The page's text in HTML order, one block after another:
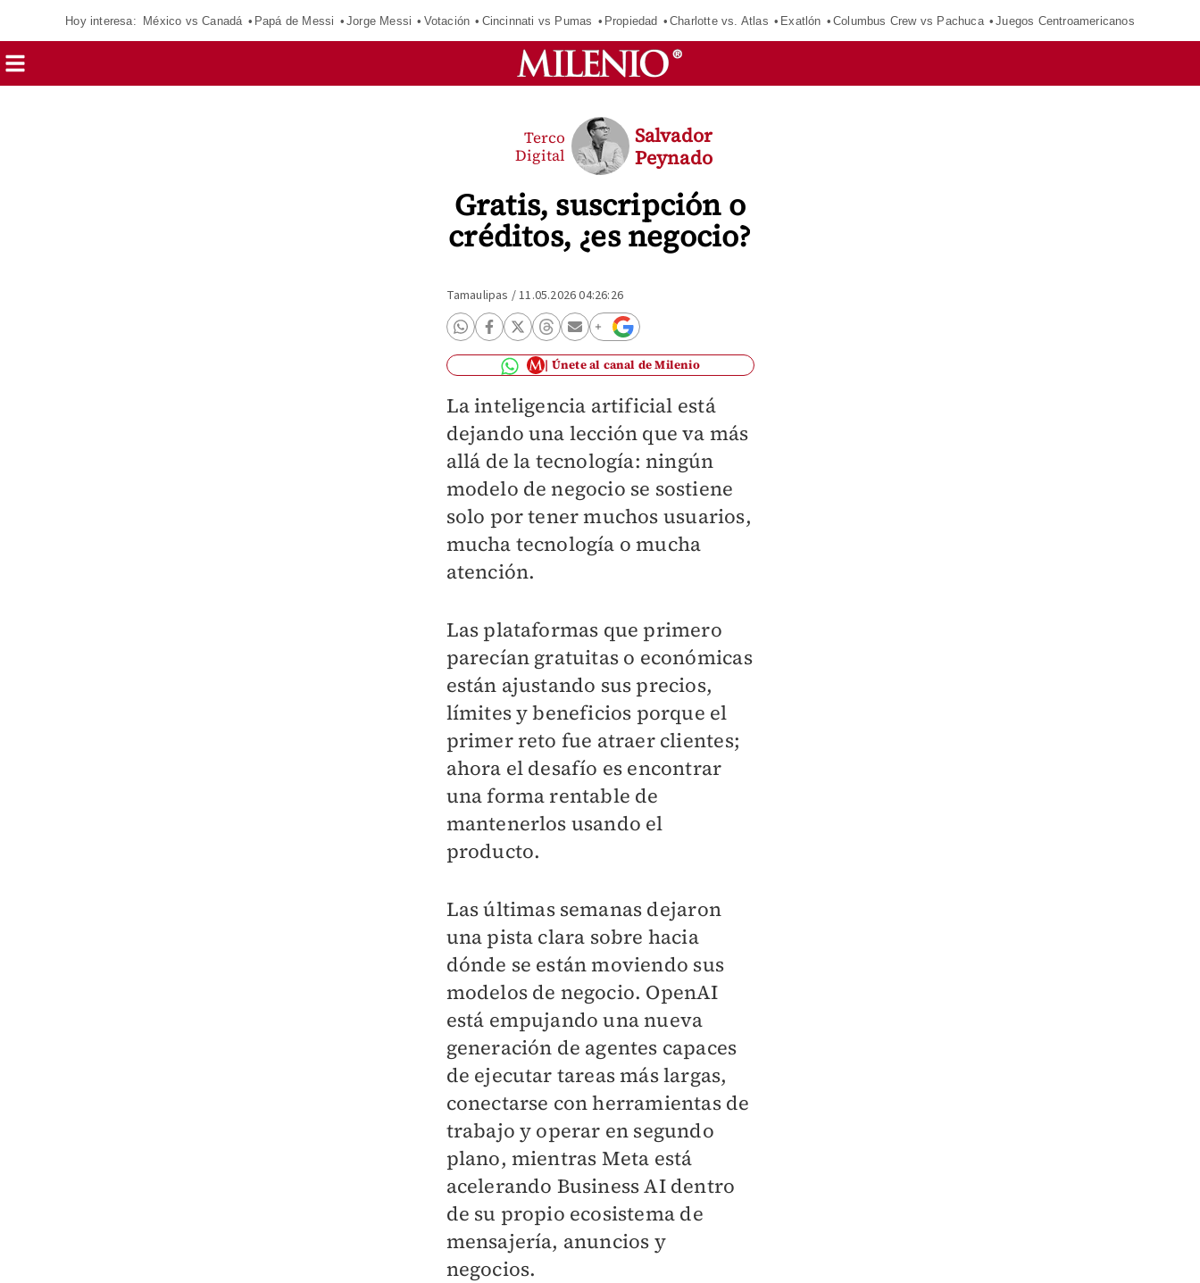
Hoy interesa: México vs Canadá Papá de Messi Jorge Messi Votación Cincinnati vs Pumas Propiedad Charlotte vs. Atlas Exatlón Columbus Crew vs Pachuca Juegos Centroamericanos
Gratis, suscripción o
créditos, ¿es negocio?
Terco
Digital
Salvador
Peynado
Tamaulipas /11.05.2026 04:26:26
Únete al canal de Milenio
La inteligencia artificial está
dejando una lección que va más
allá de la tecnología: ningún
modelo de negocio se sostiene
solo por tener muchos usuarios,
mucha tecnología o mucha
atención.
Las plataformas que primero
parecían gratuitas o económicas
están ajustando sus precios,
límites y beneficios porque el
primer reto fue atraer clientes;
ahora el desafío es encontrar
una forma rentable de
mantenerlos usando el
producto.
Las últimas semanas dejaron
una pista clara sobre hacia
dónde se están moviendo sus
modelos de negocio. OpenAI
está empujando una nueva
generación de agentes capaces
de ejecutar tareas más largas,
conectarse con herramientas de
trabajo y operar en segundo
plano, mientras Meta está
acelerando Business AI dentro
de su propio ecosistema de
mensajería, anuncios y
negocios.